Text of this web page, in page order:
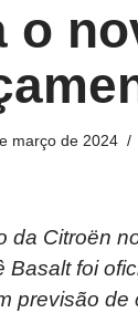
o
março de 2024
da Citroën
Basalt foi
previsão